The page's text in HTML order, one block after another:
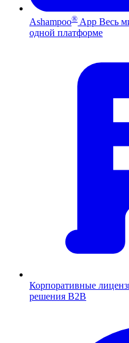
Ashampoo® App Весь
одной платформе
Корпоративные
решения B2B